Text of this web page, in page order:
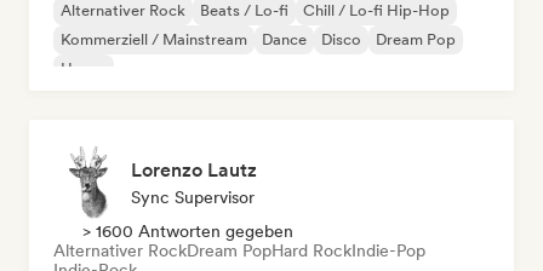
Alternativer Rock Beats / Lo-fi
Chill / Lo-fi Hip-Hop
Kommerziell / Mainstream
Dance Disco
Dream Pop
House
Lorenzo Lautz
Sync Supervisor
> 1600 Antworten gegeben
Alternativer RockDream PopHard RockIndie-Pop